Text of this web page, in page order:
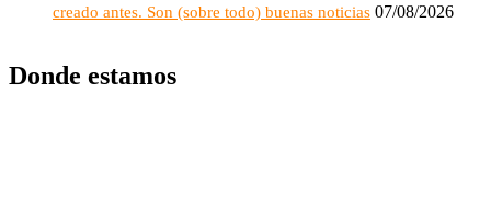
creado antes. Son (sobre todo) buenas noticias 07/08/2026
Donde estamos